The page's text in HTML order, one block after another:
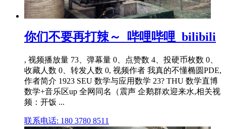
你们不要再打辣～_哔哩哔哩_bilibili
, 视频播放量 73、弹幕量 0、点赞数 4、投硬币枚数 0、
收藏人数 0、转发人数 0, 视频作者 我真的不懂椭圆PDE,
作者简介 1923 SEU 数学与应用数学 23? THU 数学直博
数学+音乐区up 全网同名（震声 企鹅群欢迎来水,相关视
频：开饭 ...
联系电话: 180 3780 8511